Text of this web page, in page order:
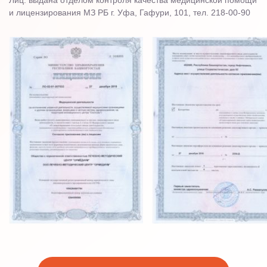
и лицензирования МЗ РБ г. Уфа, Гафури, 101, тел. 218-00-90